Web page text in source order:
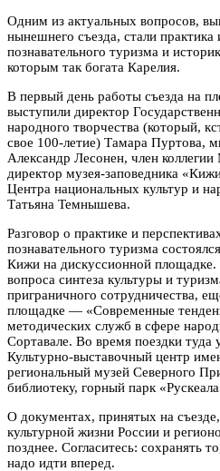
Одним из актуальных вопросов,
нынешнего съезда, стали практика
познавательного туризма и
которым так богата Карелия.
В первый день работы съезда на
выступили директор
народного творчества (который,
свое 100-летие) Тамара Пуртова,
Александр Лесонен, член
директор музея-заповедника
Центра национальных культур и
Татьяна Темнышева.
Разговор о практике и
познавательного туризма
Кижи на дискуссионной
вопроса синтеза культуры и
приграничного сотрудничества,
площадке — «Современные
методических служб в сфере
Сортавале. Во время поездки туда
Культурно-выставочный центр
региональный музей Северного
библиотеку, горный парк
О документах, принятых на
культурной жизни России и
позднее. Согласитесь: сохранять
надо идти вперед.